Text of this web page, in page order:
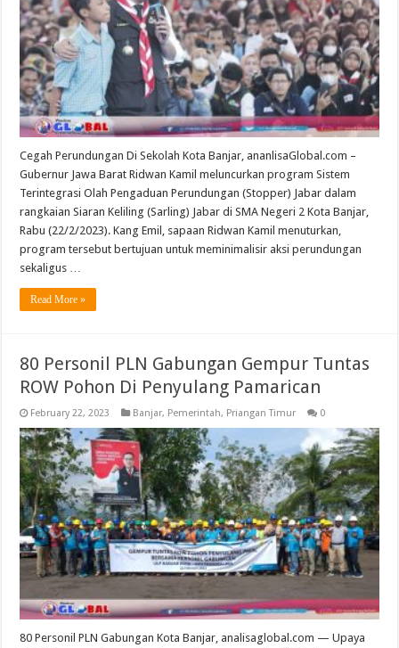
Cegah Perundungan Di Sekolah Kota Banjar, ananlisaGlobal.com –
Gubernur Jawa Barat Ridwan Kamil meluncurkan program Sistem
Terintegrasi Olah Pengaduan Perundungan (Stopper) Jabar dalam
rangkaian Siaran Keliling (Sarling) Jabar di SMA Negeri 2 Kota Banjar,
Rabu (22/2/2023). Kang Emil, sapaan Ridwan Kamil menuturkan,
program tersebut bertujuan untuk meminimalisir aksi perundungan
sekaligus …
Read More »
80 Personil PLN Gabungan Gempur Tuntas
ROW Pohon Di Penyulang Pamarican
February 22, 2023 Banjar, Pemerintah, Priangan Timur 0
80 Personil PLN Gabungan Kota Banjar, analisaglobal.com — Upaya